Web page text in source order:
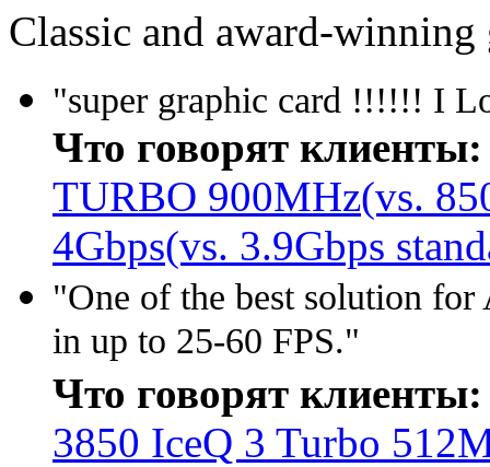
Classic and award-
"super graphic card !!!!!! I
Что говорят клиенты:
TURBO 900MHz(vs.
4Gbps(vs. 3.9Gbps
"One of the best solution for
in up to 25-60 FPS."
Что говорят клиенты:
3850 IceQ 3 Turbo